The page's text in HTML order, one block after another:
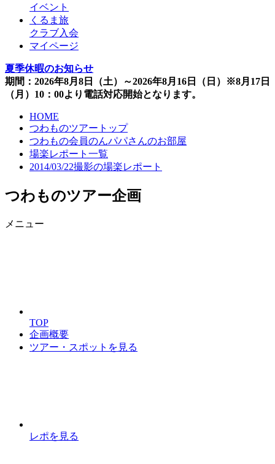
イベント
くるま旅
クラブ入会
マイページ
夏季休暇のお知らせ
期間：2026年8月8日（土）～2026年8月16日（日）※8月17日
（月）10：00より電話対応開始となります。
HOME
つわものツアートップ
つわもの会員のんパパさんのお部屋
場楽レポート一覧
2014/03/22撮影の場楽レポート
つわものツアー企画
メニュー
TOP
企画概要
ツアー・スポットを見る
レポを見る